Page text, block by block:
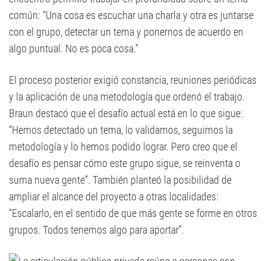
común: “Una cosa es escuchar una charla y otra es juntarse
con el grupo, detectar un tema y ponernos de acuerdo en
algo puntual. No es poca cosa.”
El proceso posterior exigió constancia, reuniones periódicas
y la aplicación de una metodología que ordenó el trabajo.
Braun destacó que el desafío actual está en lo que sigue:
“Hemos detectado un tema, lo validamos, seguimos la
metodología y lo hemos podido lograr. Pero creo que el
desafío es pensar cómo este grupo sigue, se reinventa o
suma nueva gente”. También planteó la posibilidad de
ampliar el alcance del proyecto a otras localidades:
“Escalarlo, en el sentido de que más gente se forme en otros
grupos. Todos tenemos algo para aportar”.